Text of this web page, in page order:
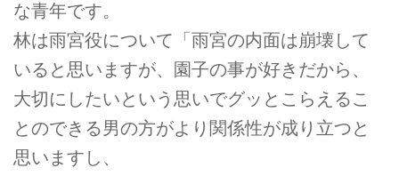
な青年です。
林は雨宮役について「雨宮の内面は崩壊して
いると思いますが、園子の事が好きだから、
大切にしたいという思いでグッとこらえるこ
とのできる男の方がより関係性が成り立つと
思いますし、